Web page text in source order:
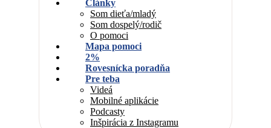
Články
Som dieťa/mladý
Som dospelý/rodič
O pomoci
Mapa pomoci
2%
Rovesnícka poradňa
Pre teba
Videá
Mobilné aplikácie
Podcasty
Inšpirácia z Instagramu